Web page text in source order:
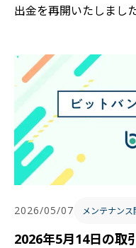
2026/05/07 メンテナンス